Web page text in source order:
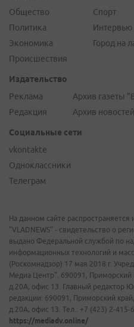
Общество
Политика
Экономика
Происшествия
Спорт
Интервью
Город на
Издательство
Реклама
Редакция
Архив газеты
Архив новостей
Социальные сети
vkontakte
Одноклассники
Телеграм
На данном сайте
"VLADNEWS" - свидетельство о
выдано Федеральной службой по
информационных технологий и
(Роскомнадзор) 17 мая 2018 г.
Медиа Центр". 690091, Приморский
д.20А, офис 13. Главный редактор
редакции: 690091, Приморский
д.20А, офис 13. Тел.: +7 (423) 2-415-
https://mediadv.online/